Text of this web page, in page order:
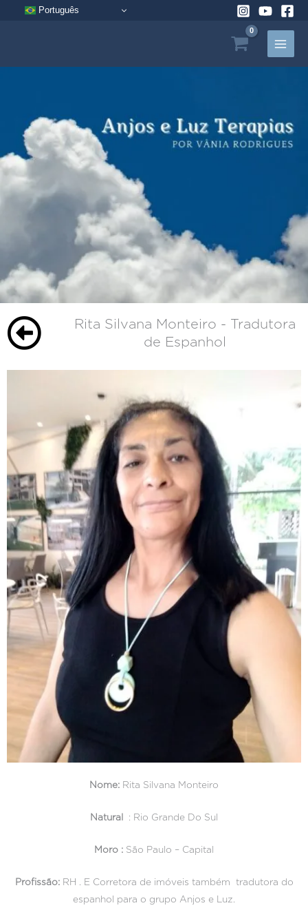
Português
Rita Silvana Monteiro - Tradutora
de Espanhol
Nome: Rita Silvana Monteiro
Natural : Rio Grande Do Sul
Moro : São Paulo – Capital
Profissão:RH . E Corretora de imóveis também tradutora do
espanhol para o grupo Anjos e Luz.